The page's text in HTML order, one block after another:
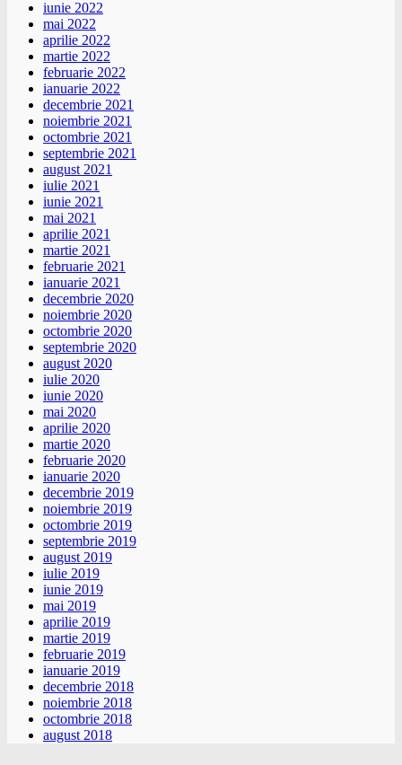
iunie 2022
mai 2022
aprilie 2022
martie 2022
februarie 2022
ianuarie 2022
decembrie 2021
noiembrie 2021
octombrie 2021
septembrie 2021
august 2021
iulie 2021
iunie 2021
mai 2021
aprilie 2021
martie 2021
februarie 2021
ianuarie 2021
decembrie 2020
noiembrie 2020
octombrie 2020
septembrie 2020
august 2020
iulie 2020
iunie 2020
mai 2020
aprilie 2020
martie 2020
februarie 2020
ianuarie 2020
decembrie 2019
noiembrie 2019
octombrie 2019
septembrie 2019
august 2019
iulie 2019
iunie 2019
mai 2019
aprilie 2019
martie 2019
februarie 2019
ianuarie 2019
decembrie 2018
noiembrie 2018
octombrie 2018
august 2018